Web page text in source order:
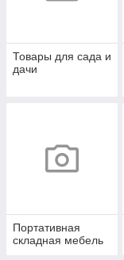
Товары для сада и
дачи
Портативная
складная мебель